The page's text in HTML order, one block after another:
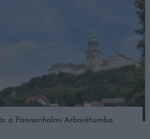
a Pannonhalmi Arborétumba